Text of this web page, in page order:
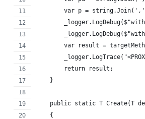
var p =
var result =
        return result;
    }
public static T Create(T
    {